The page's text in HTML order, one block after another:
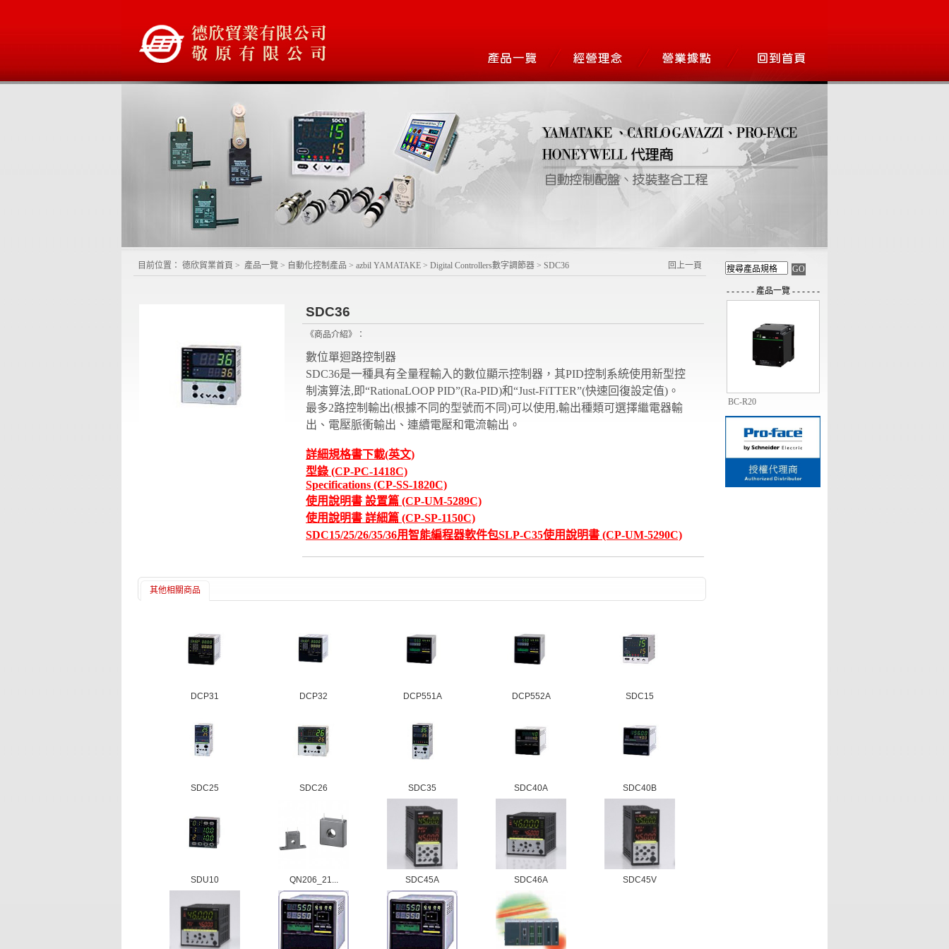
目前位置： 德欣貿業首頁 > 產品一覽 > 自動化控制產品 > azbil YAMATAKE > Digital Controllers數字調節器 > SDC36 回上一頁
SDC36
《商品介紹》：
數位單迴路控制器
SDC36是一種具有全量程輸入的數位顯示控制器，其PID控制系統使用新型控
制演算法,即“RationaLOOP PID”(Ra-PID)和“Just-FiTTER”(快速回復設定值)。
最多2路控制輸出(根據不同的型號而不同)可以使用,輸出種類可選擇繼電器輸
出、電壓脈衝輸出、連續電壓和電流輸出。
詳細規格書下載(英文)
型錄 (CP-PC-1418C)
Specifications (CP-SS-1820C)
使用說明書 設置篇 (CP-UM-5289C)
使用說明書 詳細篇 (CP-SP-1150C)
SDC15/25/26/35/36用智能編程器軟件包SLP-C35使用說明書 (CP-UM-5290C)
其他相關商品
DCP31 DCP32 DCP551A DCP552A SDC15
SDC25 SDC26 SDC35 SDC40A SDC40B
SDU10 QN206_21... SDC45A SDC46A SDC45V
- - - - - - 產品一覽 - - - - - -
BC-R20
1 2 3 4 5